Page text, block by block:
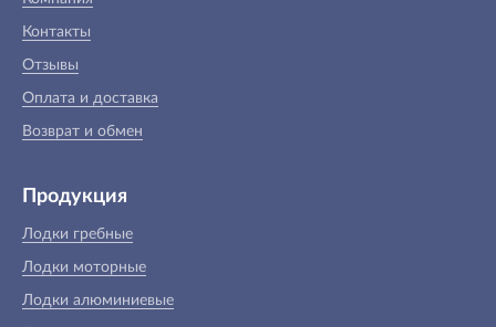
Контакты
Отзывы
Оплата и доставка
Возврат и обмен
Продукция
Лодки гребные
Лодки моторные
Лодки алюминиевые